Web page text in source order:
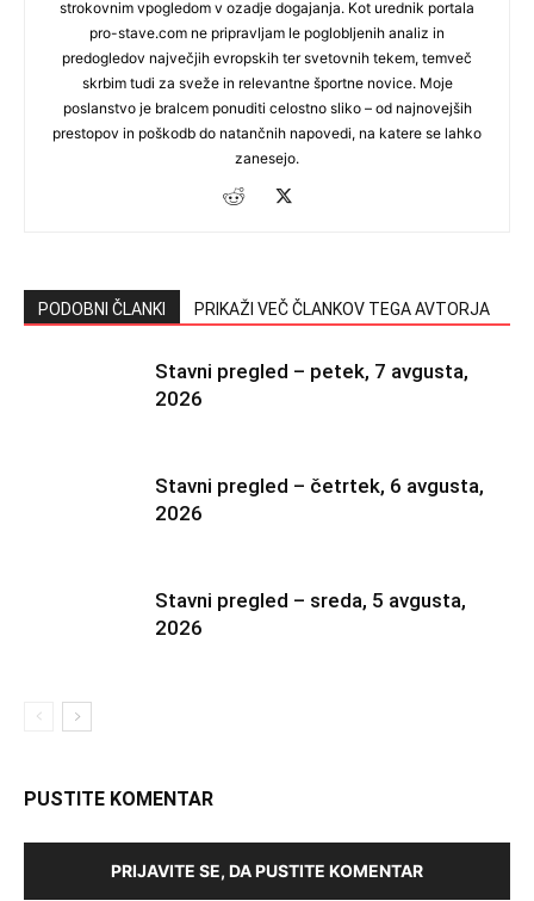
strokovnim vpogledom v ozadje dogajanja. Kot urednik portala
pro-stave.com ne pripravljam le poglobljenih analiz in
predogledov največjih evropskih ter svetovnih tekem, temveč
skrbim tudi za sveže in relevantne športne novice. Moje
poslanstvo je bralcem ponuditi celostno sliko – od najnovejših
prestopov in poškodb do natančnih napovedi, na katere se lahko
zanesejo.
PODOBNI ČLANKI PRIKAŽI VEČ ČLANKOV TEGA AVTORJA
Stavni pregled – petek, 7 avgusta,
2026
Stavni pregled – četrtek, 6 avgusta,
2026
Stavni pregled – sreda, 5 avgusta,
2026
PUSTITE KOMENTAR
PRIJAVITE SE, DA PUSTITE KOMENTAR